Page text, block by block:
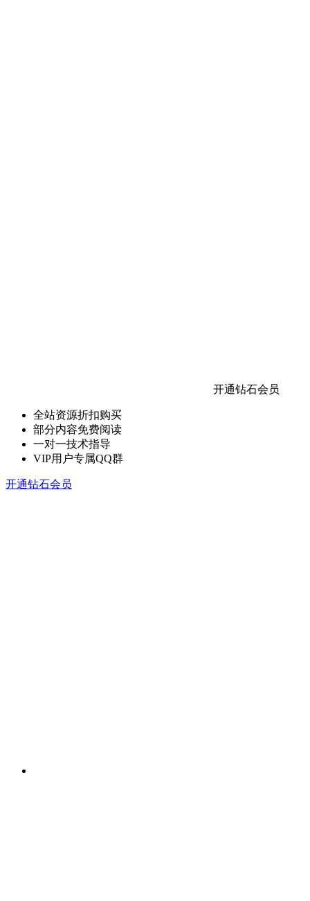
开通钻石会员
全站资源折扣购买
部分内容免费阅读
一对一技术指导
VIP用户专属QQ群
开通钻石会员